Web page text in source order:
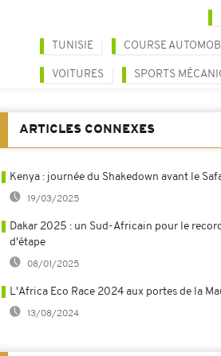
TUNISIE COURSE
VOITURES SPORTS
ARTICLES CONNEXES
Kenya : journée du Shakedown avant le
19/03/2025
Dakar 2025 : un Sud-Africain pour le
d'étape
08/01/2025
L'Africa Eco Race 2024 aux portes de la
13/08/2024